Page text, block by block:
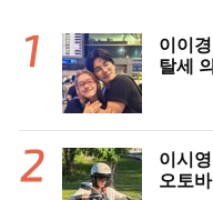
이이
탈세
이시
오토